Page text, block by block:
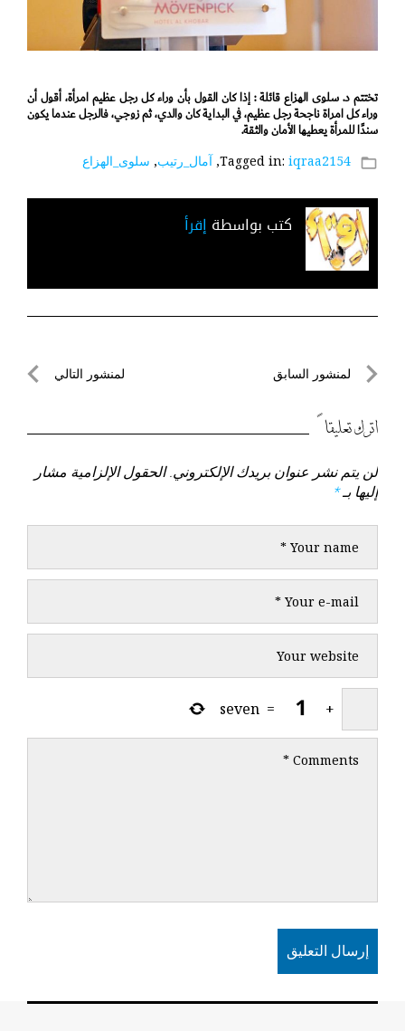
تختتم د. سلوى الهزاع قائلة : إذا كان القول بأن وراء كل رجل عظيم امرأة، أقول أن
وراء كل امراة ناجحة رجل عظيم، في البداية كان والدي، ثم زوجي، فالرجل عندما يكون
سندًا للمرأة يعطيها الأمان والثقة.
folder_open
Tagged in: iqraa2154
, آمال_رتيب, سلوى_الهزاع
كتب بواسطة إقرأ
تصفّحلمنشور السابق
السابق
لمنشور التالي
اترك تعليقاً
لن يتم نشر عنوان بريدك الإلكتروني. الحقول الإلزامية مشار
إليها بـ*
+
=
seven